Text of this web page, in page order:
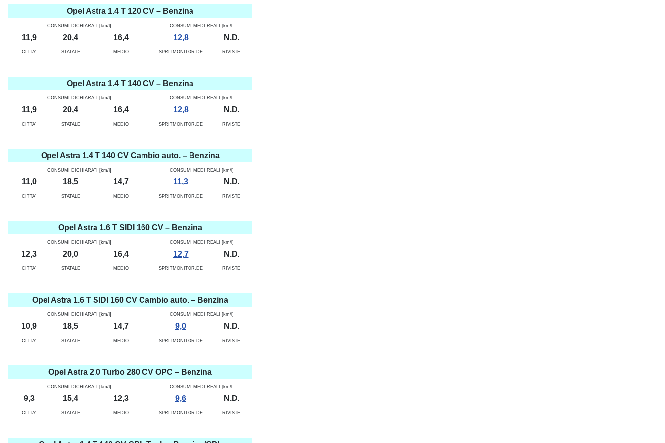
Opel Astra 1.4 T 120 CV – Benzina
CONSUMI DICHIARATI [km/l] CONSUMI MEDI REALI [km/l]
11,9 20,4 16,4 12,8 N.D.
CITTA' STATALE MEDIO SPRITMONITOR.DE RIVISTE
Opel Astra 1.4 T 140 CV – Benzina
CONSUMI DICHIARATI [km/l] CONSUMI MEDI REALI [km/l]
11,9 20,4 16,4 12,8 N.D.
CITTA' STATALE MEDIO SPRITMONITOR.DE RIVISTE
Opel Astra 1.4 T 140 CV Cambio auto. – Benzina
CONSUMI DICHIARATI [km/l] CONSUMI MEDI REALI [km/l]
11,0 18,5 14,7 11,3 N.D.
CITTA' STATALE MEDIO SPRITMONITOR.DE RIVISTE
Opel Astra 1.6 T SIDI 160 CV – Benzina
CONSUMI DICHIARATI [km/l] CONSUMI MEDI REALI [km/l]
12,3 20,0 16,4 12,7 N.D.
CITTA' STATALE MEDIO SPRITMONITOR.DE RIVISTE
Opel Astra 1.6 T SIDI 160 CV Cambio auto. – Benzina
CONSUMI DICHIARATI [km/l] CONSUMI MEDI REALI [km/l]
10,9 18,5 14,7 9,0 N.D.
CITTA' STATALE MEDIO SPRITMONITOR.DE RIVISTE
Opel Astra 2.0 Turbo 280 CV OPC – Benzina
CONSUMI DICHIARATI [km/l] CONSUMI MEDI REALI [km/l]
9,3 15,4 12,3 9,6 N.D.
CITTA' STATALE MEDIO SPRITMONITOR.DE RIVISTE